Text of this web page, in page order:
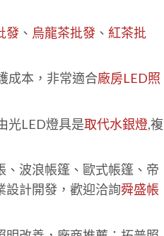
發、 烏龍茶批發、 紅茶批
成本，非常適合廠房LED照
光LED燈具是取代水銀燈,複
波浪帳篷、歐式帳篷、帝
設計開發，歡迎洽詢舜盛帳